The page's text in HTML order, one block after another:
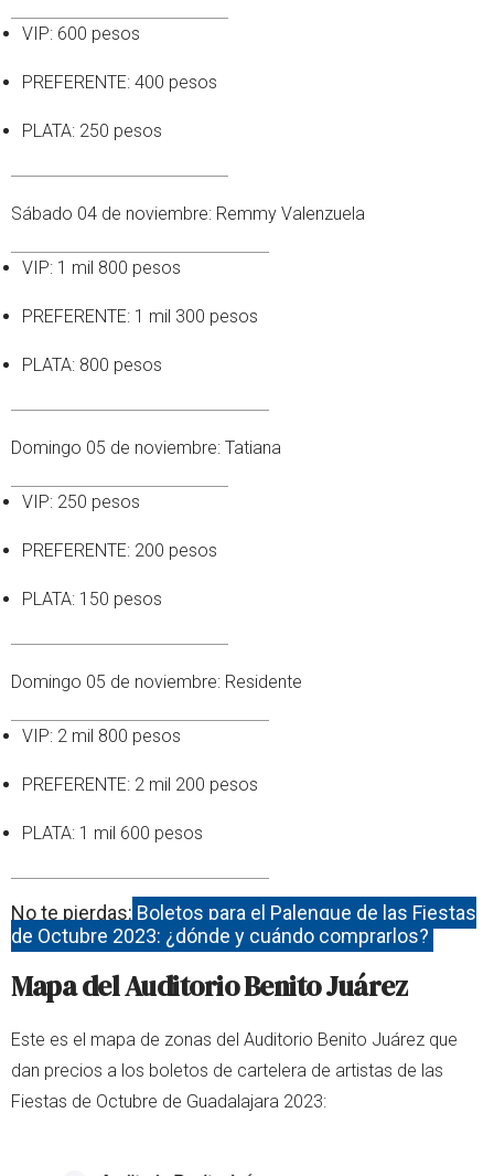
VIP: 600 pesos
PREFERENTE: 400 pesos
PLATA: 250 pesos
Sábado 04 de noviembre: Remmy Valenzuela
VIP: 1 mil 800 pesos
PREFERENTE: 1 mil 300 pesos
PLATA: 800 pesos
Domingo 05 de noviembre: Tatiana
VIP: 250 pesos
PREFERENTE: 200 pesos
PLATA: 150 pesos
Domingo 05 de noviembre: Residente
VIP: 2 mil 800 pesos
PREFERENTE: 2 mil 200 pesos
PLATA: 1 mil 600 pesos
No te pierdas: Boletos para el Palenque de las Fiestas
de Octubre 2023: ¿dónde y cuándo comprarlos?
Mapa del Auditorio Benito Juárez
Este es el mapa de zonas del Auditorio Benito Juárez que
dan precios a los boletos de cartelera de artistas de las
Fiestas de Octubre de Guadalajara 2023: